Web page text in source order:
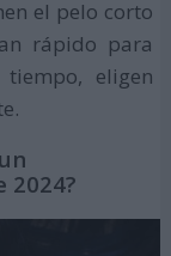
el pelo corto
rápido para
eligen